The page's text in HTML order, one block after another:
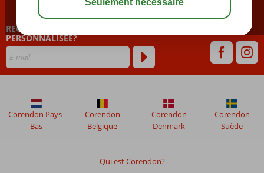
RECEVOIR UNE NEWSLETTER
PERSONNALISÉE?
Qui est Corendon?
Corendon Pays-
Bas
Corendon
Belgique
Corendon
Denmark
Corendon
Suède